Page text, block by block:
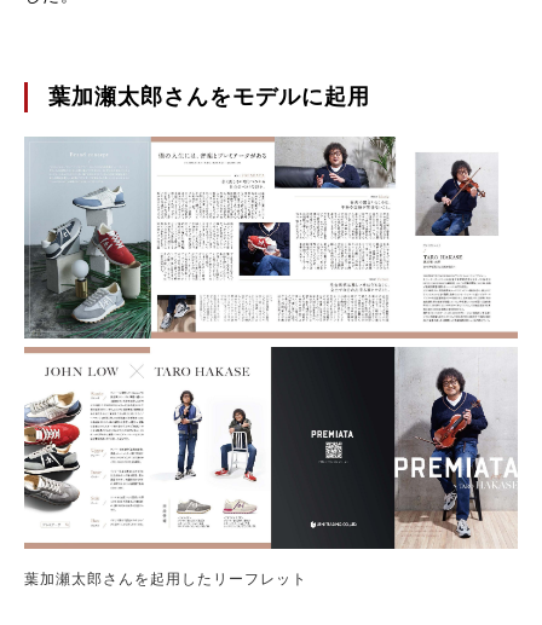
葉加瀬太郎さんをモデルに起用
葉加瀬太郎さんを起用したリーフレット